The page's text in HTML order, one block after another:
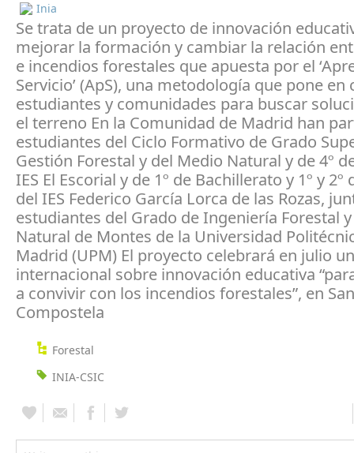
Inia
Se trata de un proyecto de innovación
mejorar la formación y cambiar la relación
e incendios forestales que apuesta por el
Servicio’ (ApS), una metodología que pone en
estudiantes y comunidades para buscar
el terreno En la Comunidad de Madrid han
estudiantes del Ciclo Formativo de Grado
Gestión Forestal y del Medio Natural y de 4º
IES El Escorial y de 1º de Bachillerato y 1º y 2º
del IES Federico García Lorca de las Rozas,
estudiantes del Grado de Ingeniería Forestal
Natural de Montes de la Universidad
Madrid (UPM) El proyecto celebrará en julio
internacional sobre innovación educativa
a convivir con los incendios forestales”, en
Compostela
Forestal
INIA-CSIC